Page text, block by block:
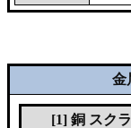
金
[1] 銅 スク